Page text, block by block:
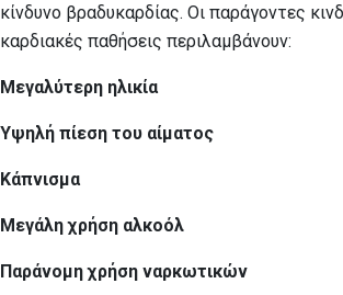
κίνδυνο βραδυκαρδίας. Οι παράγοντες
καρδιακές παθήσεις περιλαμβάνουν:
Μεγαλύτερη ηλικία
Υψηλή πίεση του αίματος
Κάπνισμα
Μεγάλη χρήση αλκοόλ
Παράνομη χρήση ναρκωτικών